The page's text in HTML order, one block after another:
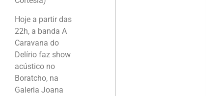
Hoje a partir das
22h, a banda A
Caravana do
Delírio faz show
acústico no
Boratcho, na
Galeria Joana